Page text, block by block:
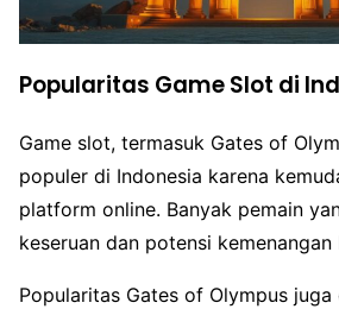
Popularitas Game Slot di
Game slot, termasuk Gates of
populer di Indonesia karena
platform online. Banyak pemain
keseruan dan potensi kemenangan
Popularitas Gates of Olympus